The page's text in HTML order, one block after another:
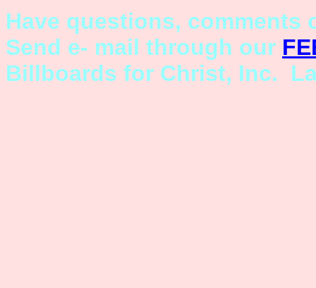
Have questions,
Send e- mail through our
Billboards for Christ, Inc.